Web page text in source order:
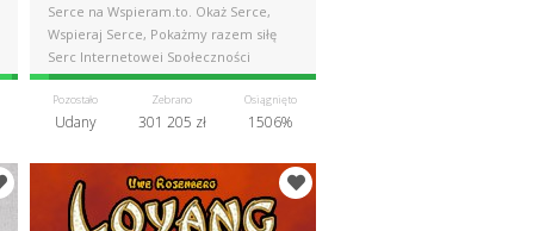
Serce na Wspieram.to. Okaż Serce,
Wspieraj Serce, Pokażmy razem siłę
Serc Internetowej Społeczności
Pozostało
Udany
Zebrano
301 205 zł
Osiągnięto
1506%